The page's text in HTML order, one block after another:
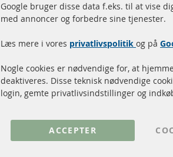
Hurtige links
Dieselpartikelfilter (DPF)
Katalysator (KAT)
Sensorer
Google bruger disse data f.eks. til at vise
med annoncer og forbedre sine tjenester.
Læs mere i vores privatlivspolitik og på
Nogle cookies er nødvendige for, at
deaktiveres. Disse teknisk nødvendige
login, gemte privatlivsindstillinger og
ACCEPTER